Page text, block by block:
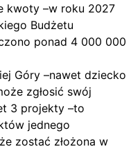
kwoty –w roku 2027
Budżetu
ponad 4 000 000
Góry –nawet dziecko
zgłosić swój
3 projekty –to
jednego
zostać złożona w